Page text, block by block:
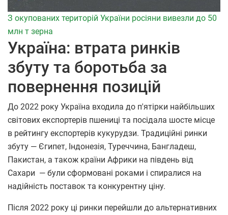
З окупованих територій України росіяни вивезли до 50
млн т зерна
Україна: втрата ринків
збуту та боротьба за
повернення позицій
До 2022 року Україна входила до п'ятірки найбільших
світових експортерів пшениці та посідала шосте місце
в рейтингу експортерів кукурудзи. Традиційні ринки
збуту — Єгипет, Індонезія, Туреччина, Бангладеш,
Пакистан, а також країни Африки на південь від
Сахари — були сформовані роками і спиралися на
надійність поставок та конкурентну ціну.
Після 2022 року ці ринки перейшли до альтернативних